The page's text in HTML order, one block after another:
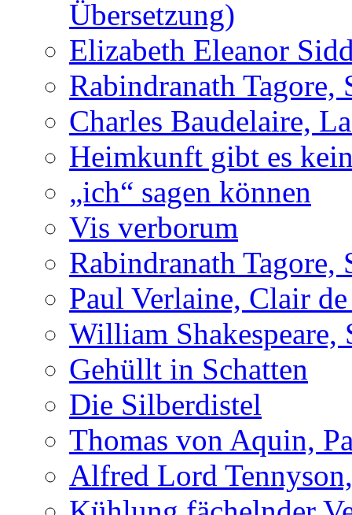
Übersetzung)
Elizabeth Eleanor
Rabindranath
Charles Baudelaire,
Heimkunft gibt es
„ich“ sagen können
Vis verborum
Rabindranath
Paul Verlaine, Clair
William Shakespeare,
Gehüllt in Schatten
Die Silberdistel
Thomas von Aquin,
Alfred Lord